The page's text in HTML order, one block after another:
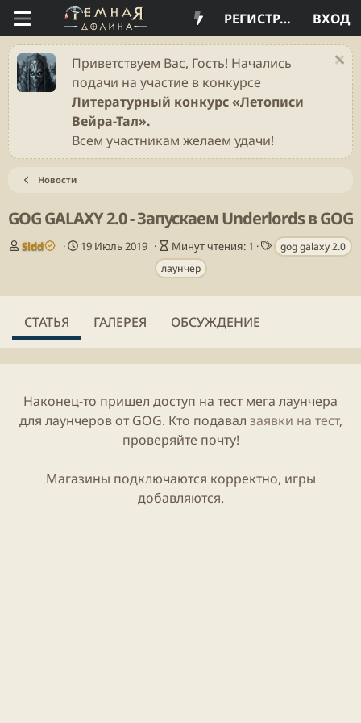
ВХОД
РЕГИСТРАЦИЯ
Приветствуем Вас, Гость! Начались
подачи на участие в конкурсе
Литературный конкурс «Летописи
Вейра-Тал».
Всем участникам желаем удачи!
Новости
GOG GALAXY 2.0 - Запускаем Underlords в GOG
А
Sidd
Д
б
л
и
а
и
19 Июль 2019
В
р
е
ч
е
н
я
т
а
ь
и
Минут чтения: 1
Т
е
gog galaxy 2.0
лаунчер
СТАТЬЯ ГАЛЕРЕЯ ОБСУЖДЕНИЕ
Наконец-то пришел доступ на тест мега лаунчера
для лаунчеров от GOG. Кто подавал заявки на тест,
проверяйте почту!
Магазины подключаются корректно, игры
добавляются.